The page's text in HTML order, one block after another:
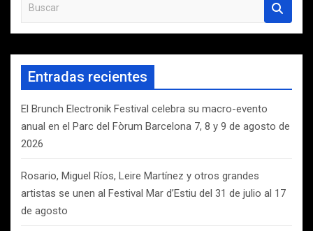
s
c
r
Entradas recientes
El Brunch Electronik Festival celebra su macro-evento
anual en el Parc del Fòrum Barcelona 7, 8 y 9 de agosto de
2026
Rosario, Miguel Ríos, Leire Martínez y otros grandes
artistas se unen al Festival Mar d’Estiu del 31 de julio al 17
de agosto